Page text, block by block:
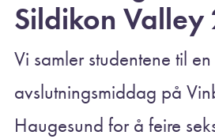
Sildikon Valley
Vi samler studentene til
avslutningsmiddag på
Haugesund for å feire